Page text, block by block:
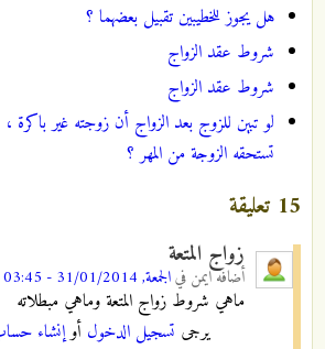
هل يجوز للخطيبين تقبيل بعضهما ؟
شروط عقد الزواج
شروط عقد الزواج
لو تبين للزوج بعد الزواج أن زوجته غير باكرة ،
تستحقه الزوجة من المهر ؟
15 تعليقة
زواج المتعة
أضافهايمن فيالجمعة, 31/01/2014 - 03:45
ماهي شروط زواج المتعة وماهي مبطلاته
يرجى تسجيل الدخول أوإنشاء